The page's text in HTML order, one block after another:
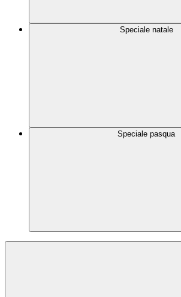
Speciale natale
Speciale pasqua